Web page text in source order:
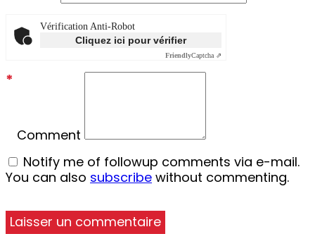
Vérification Anti-Robot
Cliquez ici pour vérifier
FriendlyCaptcha ⇗
Comment
*
Notify me of followup comments via e-mail.
You can also subscribe without commenting.